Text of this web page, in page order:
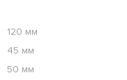
120 мм
45 мм
50 мм